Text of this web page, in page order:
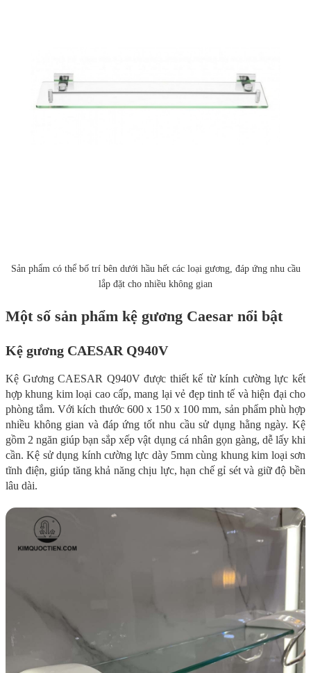
Sản phẩm có thể bố trí bên dưới hầu hết các loại gương, đáp ứng nhu cầu
lắp đặt cho nhiều không gian
Một số sản phẩm kệ gương Caesar nổi bật
Kệ gương CAESAR Q940V
Kệ Gương CAESAR Q940V được thiết kế từ kính cường lực kết
hợp khung kim loại cao cấp, mang lại vẻ đẹp tinh tế và hiện đại cho
phòng tắm. Với kích thước 600 x 150 x 100 mm, sản phẩm phù hợp
nhiều không gian và đáp ứng tốt nhu cầu sử dụng hằng ngày. Kệ
gồm 2 ngăn giúp bạn sắp xếp vật dụng cá nhân gọn gàng, dễ lấy khi
cần. Kệ sử dụng kính cường lực dày 5mm cùng khung kim loại sơn
tĩnh điện, giúp tăng khả năng chịu lực, hạn chế gỉ sét và giữ độ bền
lâu dài.